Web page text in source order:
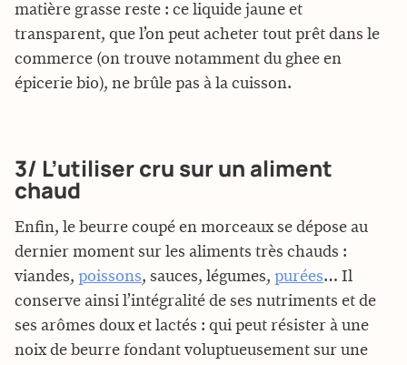
matière grasse reste : ce liquide jaune et
transparent, que l’on peut acheter tout prêt dans le
commerce (on trouve notamment du ghee en
épicerie bio), ne brûle pas à la cuisson.
3/ L’utiliser cru sur un aliment
chaud
Enfin, le beurre coupé en morceaux se dépose au
dernier moment sur les aliments très chauds :
viandes, poissons, sauces, légumes, purées… Il
conserve ainsi l’intégralité de ses nutriments et de
ses arômes doux et lactés : qui peut résister à une
noix de beurre fondant voluptueusement sur une